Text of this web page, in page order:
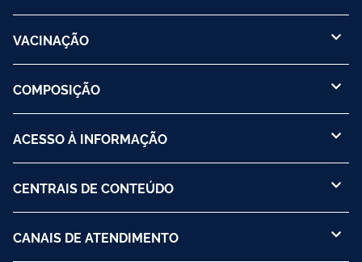
VACINAÇÃO
COMPOSIÇÃO
ACESSO À INFORMAÇÃO
CENTRAIS DE CONTEÚDO
CANAIS DE ATENDIMENTO